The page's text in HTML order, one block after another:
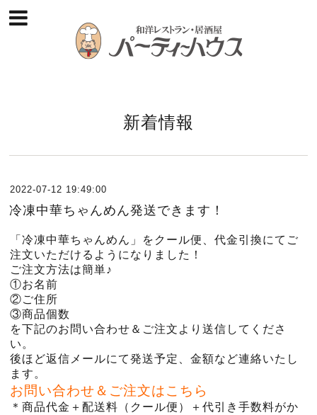
新着情報
2022-07-12 19:49:00
冷凍中華ちゃんめん発送できます！
「冷凍中華ちゃんめん」をクール便、代金引換にてご
注文いただけるようになりました！
ご注文方法は簡単♪
①お名前
②ご住所
③商品個数
を下記のお問い合わせ＆ご注文より送信してくださ
い。
後ほど返信メールにて発送予定、金額など連絡いたし
ます。
お問い合わせ＆ご注文はこちら
＊商品代金＋配送料（クール便）＋代引き手数料がか